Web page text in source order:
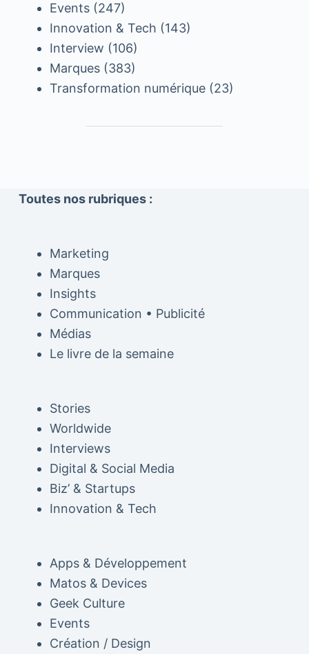
Events(247)
Innovation & Tech (143)
Interview (106)
Marques(383)
Transformation numérique(23)
Toutes nos rubriques :
Marketing
Marques
Insights
Communication • Publicité
Médias
Le livre de la semaine
Stories
Worldwide
Interviews
Digital & Social Media
Biz’ & Startups
Innovation & Tech
Apps & Développement
Matos & Devices
Geek Culture
Events
Création / Design